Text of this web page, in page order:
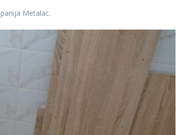
Metalac.